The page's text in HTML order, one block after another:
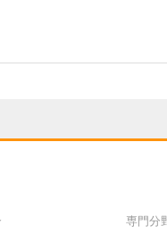
専門分